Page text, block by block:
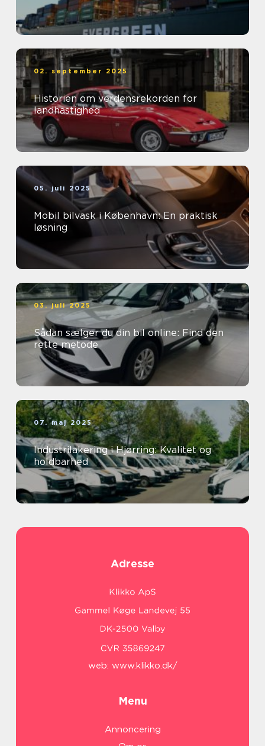
02. september 2025
Historien om verdensrekorden for
landhastighed
05. juli 2025
Mobil bilvask i København: En praktisk
løsning
03. juli 2025
Sådan sælger du din bil online: Find den
rette metode
07. maj 2025
Industrilakering i Hjørring: Kvalitet og
holdbarhed
Adresse
web: www.klikko.dk/
Menu
Annoncering